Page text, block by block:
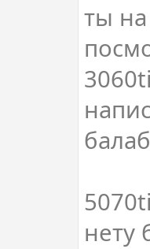
ты
нету